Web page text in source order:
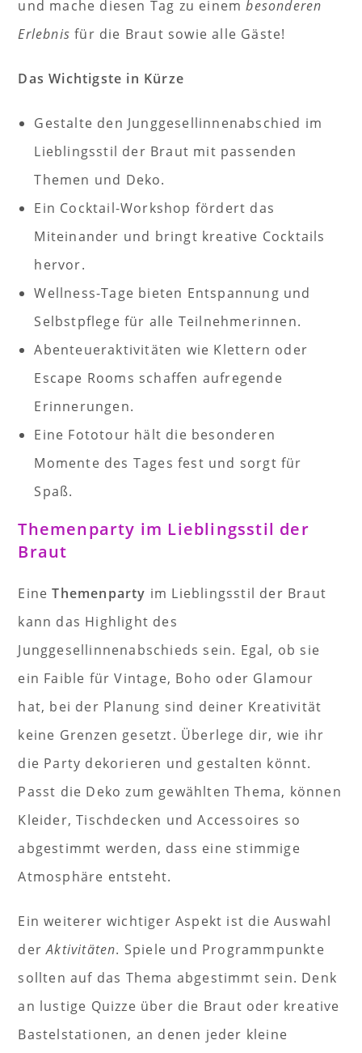
und mache diesen Tag zu einembesonderen
Erlebnis für die Braut sowie alle Gäste!
Das Wichtigste in Kürze
Gestalte den Junggesellinnenabschied im
Lieblingsstil der Braut mit passenden
Themen und Deko.
Ein Cocktail-Workshop fördert das
Miteinander und bringt kreative Cocktails
hervor.
Wellness-Tage bieten Entspannung und
Selbstpflege für alle Teilnehmerinnen.
Abenteueraktivitäten wie Klettern oder
Escape Rooms schaffen aufregende
Erinnerungen.
Eine Fototour hält die besonderen
Momente des Tages fest und sorgt für
Spaß.
Themenparty im Lieblingsstil der
Braut
EineThemenparty im Lieblingsstil der Braut
kann das Highlight des
Junggesellinnenabschieds sein. Egal, ob sie
ein Faible für Vintage, Boho oder Glamour
hat, bei der Planung sind deiner Kreativität
keine Grenzen gesetzt. Überlege dir, wie ihr
die Party dekorieren und gestalten könnt.
Passt die Deko zum gewählten Thema, können
Kleider, Tischdecken und Accessoires so
abgestimmt werden, dass eine stimmige
Atmosphäre entsteht.
Ein weiterer wichtiger Aspekt ist die Auswahl
derAktivitäten. Spiele und Programmpunkte
sollten auf das Thema abgestimmt sein. Denk
an lustige Quizze über die Braut oder kreative
Bastelstationen, an denen jeder kleine